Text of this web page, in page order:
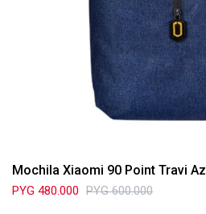
Mochila Xiaomi 90 Point Travi Az
PYG 480.000 PYG 600.000